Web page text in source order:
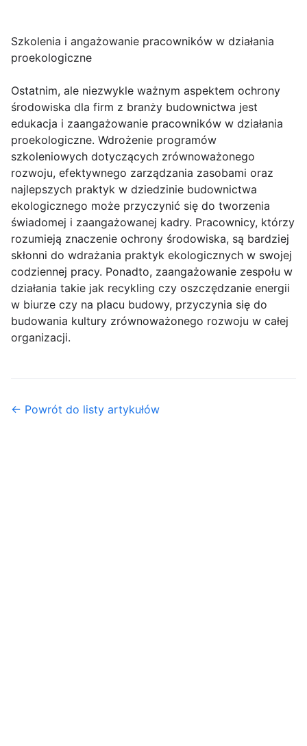
Szkolenia i angażowanie pracowników w działania
proekologiczne
Ostatnim, ale niezwykle ważnym aspektem ochrony
środowiska dla firm z branży budownictwa jest
edukacja i zaangażowanie pracowników w działania
proekologiczne. Wdrożenie programów
szkoleniowych dotyczących zrównoważonego
rozwoju, efektywnego zarządzania zasobami oraz
najlepszych praktyk w dziedzinie budownictwa
ekologicznego może przyczynić się do tworzenia
świadomej i zaangażowanej kadry. Pracownicy, którzy
rozumieją znaczenie ochrony środowiska, są bardziej
skłonni do wdrażania praktyk ekologicznych w swojej
codziennej pracy. Ponadto, zaangażowanie zespołu w
działania takie jak recykling czy oszczędzanie energii
w biurze czy na placu budowy, przyczynia się do
budowania kultury zrównoważonego rozwoju w całej
organizacji.
← Powrót do listy artykułów